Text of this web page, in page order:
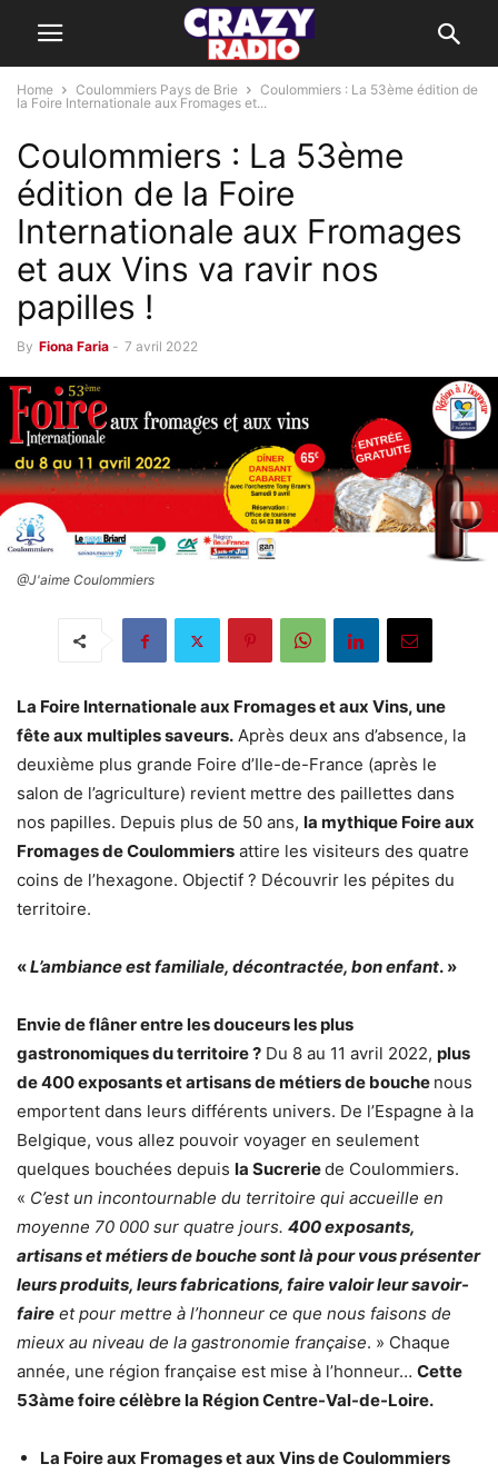
Home Coulommiers Pays de Brie
Coulommiers : La 53ème édition de
la Foire Internationale aux Fromages et...
Coulommiers : La 53ème
édition de la Foire
Internationale aux Fromages
et aux Vins va ravir nos
papilles !
By Fiona Faria - 7 avril 2022
@J'aime Coulommiers
La Foire Internationale aux Fromages et aux Vins, une
fête aux multiples saveurs. Après deux ans d’absence, la
deuxième plus grande Foire d’Ile-de-France (après le
salon de l’agriculture) revient mettre des paillettes dans
nos papilles. Depuis plus de 50 ans, la mythique Foire aux
Fromages de Coulommiers attire les visiteurs des quatre
coins de l’hexagone. Objectif ? Découvrir les pépites du
territoire.
«L’ambiance est familiale, décontractée, bon enfant. »
Envie de flâner entre les douceurs les plus
gastronomiques du territoire ? Du 8 au 11 avril 2022, plus
de 400 exposants et artisans de métiers de bouche nous
emportent dans leurs différents univers. De l’Espagne à la
Belgique, vous allez pouvoir voyager en seulement
quelques bouchées depuis la Sucreriede Coulommiers.
« C’est un incontournable du territoire qui accueille en
moyenne 70 000 sur quatre jours. 400 exposants,
artisans et métiers de bouche sont là pour vous présenter
leurs produits, leurs fabrications, faire valoir leur savoir-
faire et pour mettre à l’honneur ce que nous faisons de
mieux au niveau de la gastronomie française. » Chaque
année, une région française est mise à l’honneur… Cette
53àme foire célèbre la Région Centre-Val-de-Loire.
La Foire aux Fromages et aux Vins de Coulommiers